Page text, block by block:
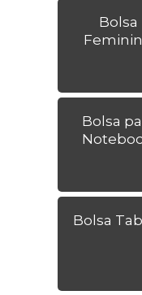
Bolsa
Bolsa
Bolsa